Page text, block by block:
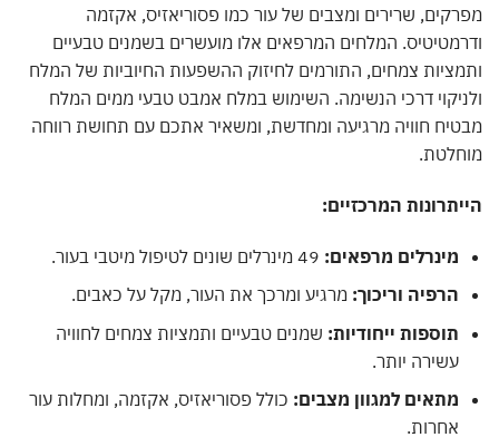
שרירים ומצבים של עור כמו פסוריאזיס, אקזמה
המלחים המרפאים אלו מועשרים בשמנים טבעיים
צמחים, התורמים לחיזוק ההשפעות החיוביות של המלח
דרכי הנשימה. השימוש במלח אמבט טבעי ממים המלח
חוויה מרגיעה ומחדשת, ומשאיר אתכם עם תחושת רווחה
המרכזיים:
מינרלים מרפאים:49 מינרלים שונים לטיפול מיטבי בעור.
הרפיה וריכוך:מרגיע ומרכך את העור, מקל על כאבים.
תוספות ייחודיות:שמנים טבעיים ותמציות צמחים לחוויה
עשירה יותר.
מתאים למגוון מצבים:כולל פסוריאזיס, אקזמה, ומחלות עור
אחרות.